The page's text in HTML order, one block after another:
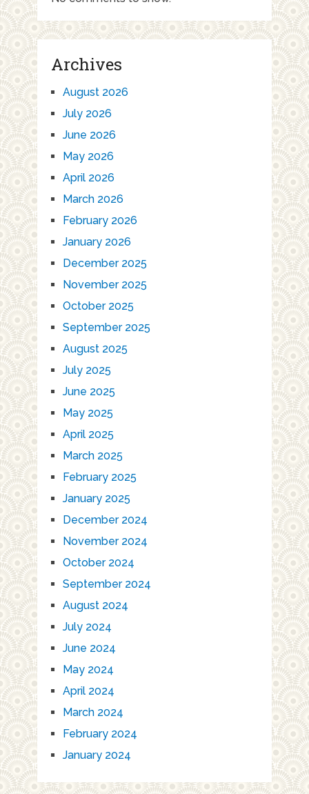
Archives
August 2026
July 2026
June 2026
May 2026
April 2026
March 2026
February 2026
January 2026
December 2025
November 2025
October 2025
September 2025
August 2025
July 2025
June 2025
May 2025
April 2025
March 2025
February 2025
January 2025
December 2024
November 2024
October 2024
September 2024
August 2024
July 2024
June 2024
May 2024
April 2024
March 2024
February 2024
January 2024